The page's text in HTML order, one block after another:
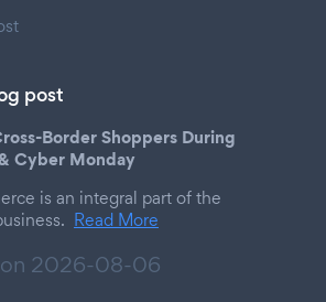
post
Border Shoppers During
Cyber Monday
is an integral part of the
Read More
2026-08-06